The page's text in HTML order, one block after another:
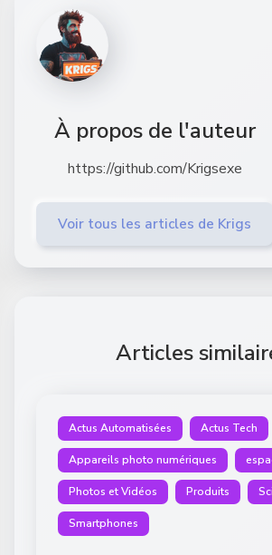
À propos de l'auteur
https://github.com/Krigsexe
Voir tous les articles de Krigs
Articles
Actus Automatisées Actus Tech
Appareils photo numériques
Photos et Vidéos Produits
Smartphones